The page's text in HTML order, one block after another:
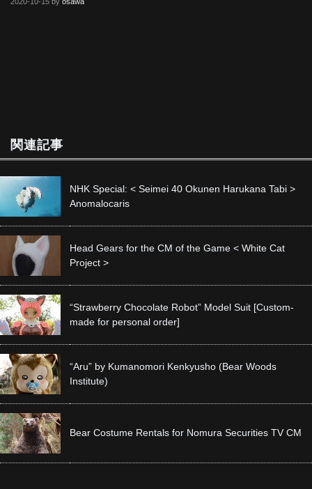
関連記事
NHK Special: < Seimei 40 Okunen Harukana Tabi >
Anomalocaris
Head Gears for the CM of the Game < White Cat
Project >
“Strawberry Chocolate Robot” Model Suit [Custom-
made for personal order]
“Aru” by Kumanomori Kenkyusho (Bear Woods
Institute)
Bear Costume Rentals for Nomura Securities TV CM